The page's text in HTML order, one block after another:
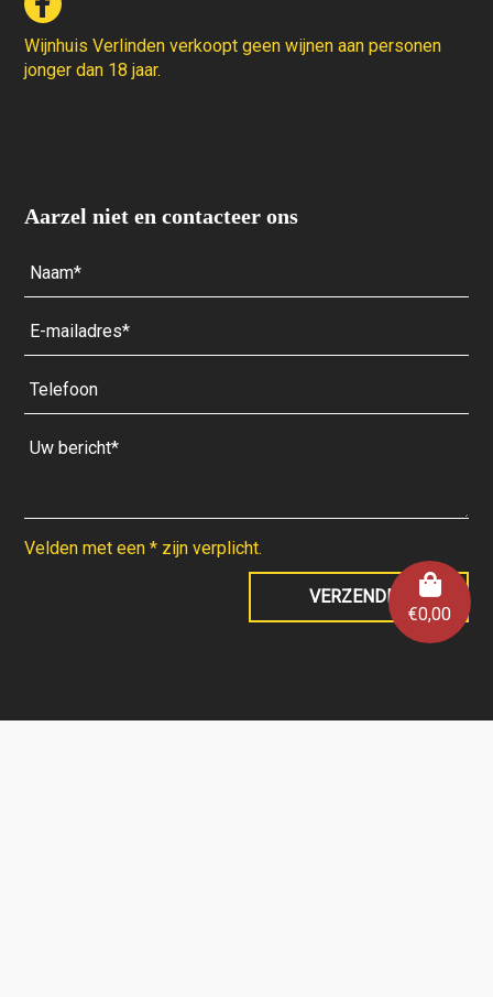
€0,00
Wijnhuis Verlinden verkoopt geen wijnen aan personen
jonger dan 18 jaar.
Aarzel niet en contacteer ons
Velden met een * zijn verplicht.